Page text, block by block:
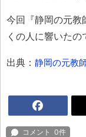
今回『静岡の元教
くの人に響いたの
出典： 静岡の元教